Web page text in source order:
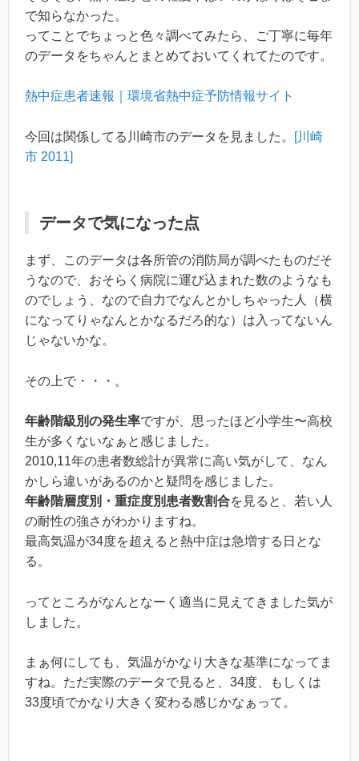
で知らなかった。
ってことでちょっと色々調べてみたら、ご丁寧に毎年
のデータをちゃんとまとめておいてくれてたのです。
熱中症患者速報｜環境省熱中症予防情報サイト
今回は関係してる川崎市のデータを見ました。
[川崎
市 2011]
データで気になった点
まず、このデータは各所管の消防局が調べたものだそ
うなので、おそらく病院に運び込まれた数のようなも
のでしょう、なので自力でなんとかしちゃった人（横
になってりゃなんとかなるだろ的な）は入ってないん
じゃないかな。
その上で・・・。
年齢階級別の発生率ですが、思ったほど小学生〜高校
生が多くないなぁと感じました。
2010,11年の患者数総計が異常に高い気がして、なん
かしら違いがあるのかと疑問を感じました。
年齢階層度別・重症度別患者数割合を見ると、若い人
の耐性の強さがわかりますね。
最高気温が34度を超えると熱中症は急増する日とな
る。
ってところがなんとなーく適当に見えてきました気が
しました。
まぁ何にしても、気温がかなり大きな基準になってま
すね。ただ実際のデータで見ると、34度、もしくは
33度頃でかなり大きく変わる感じかなぁって。